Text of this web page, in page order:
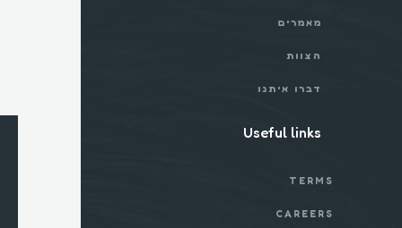
מאמרים
הצוות
דברו איתנו
Useful links
TERMS
CAREERS